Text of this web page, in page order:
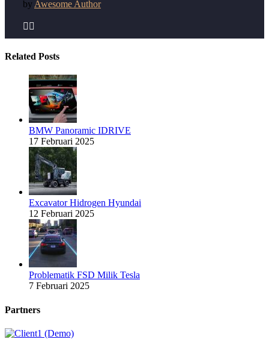
by Awesome Author
 
Related Posts
BMW Panoramic IDRIVE
17 Februari 2025
Excavator Hidrogen Hyundai
12 Februari 2025
Problematik FSD Milik Tesla
7 Februari 2025
Partners